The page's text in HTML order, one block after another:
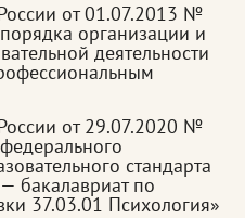
от 01.07.2013 №
организации и
деятельности
от 29.07.2020 №
стандарта
бакалавриат по
37.03.01 Психология»